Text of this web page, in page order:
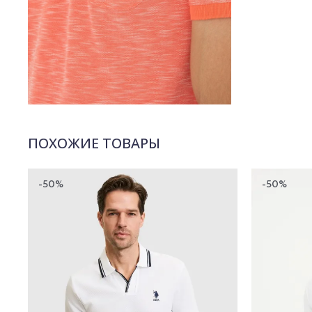
ПОХОЖИЕ ТОВАРЫ
-50% -50%